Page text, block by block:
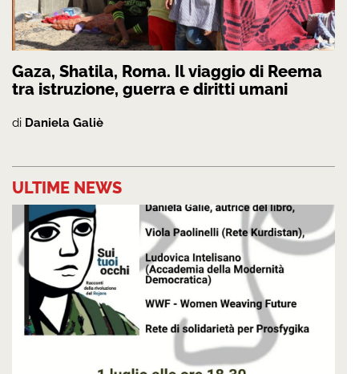
Gaza, Shatila, Roma. Il viaggio di Reema
tra istruzione, guerra e diritti umani
di Daniela Galiè
ULTIME NEWS